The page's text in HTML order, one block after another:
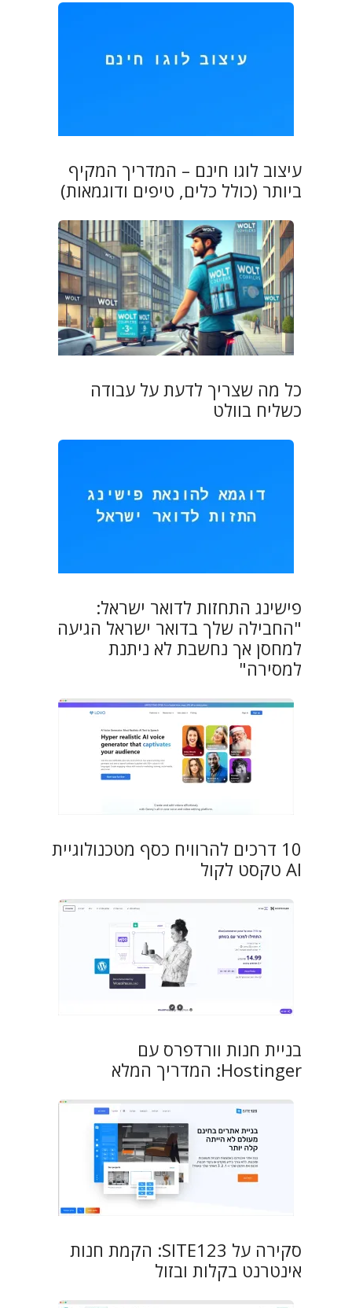
עיצוב לוגו חינם – המדריך המקיף
ביותר (כולל כלים, טיפים ודוגמאות)
כל מה שצריך לדעת על עבודה
כשליח בוולט
פישינג התחזות לדואר ישראל:
"החבילה שלך בדואר ישראל הגיעה
למחסן אך נחשבת לא ניתנת
למסירה"
10 דרכים להרוויח כסף מטכנולוגיית
AI טקסט לקול
בניית חנות וורדפרס עם
Hostinger: המדריך המלא
סקירה על SITE123: הקמת חנות
אינטרנט בקלות ובזול